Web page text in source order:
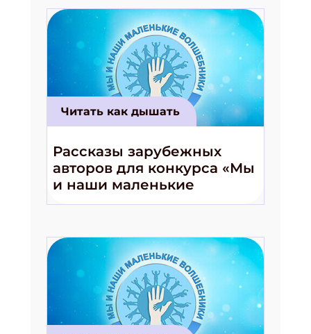
Читать как дышать
Рассказы зарубежных
авторов для конкурса «Мы
и наши маленькие
волшебники!»